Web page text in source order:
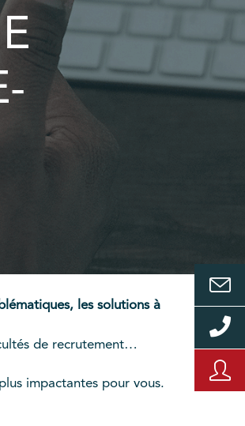
les solutions à
de recrutement…
impactantes pour vous.